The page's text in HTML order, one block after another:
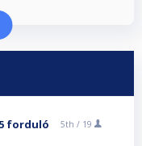
forduló 5th / 19